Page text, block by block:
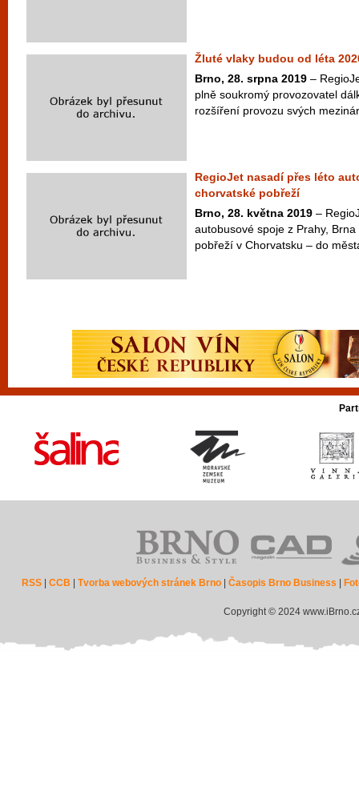
Žluté vlaky budou od léta
Brno, 28. srpna 2019 –
plně soukromý provozovatel
rozšíření provozu svých
RegioJet nasadí přes léto
chorvatské pobřeží
Brno, 28. května 2019 –
autobusové spoje z Prahy,
pobřeží v Chorvatsku – do
RSS |CCB |Tvorba webových stránek Brno |Časopis Brno Business
Copyright © 2024